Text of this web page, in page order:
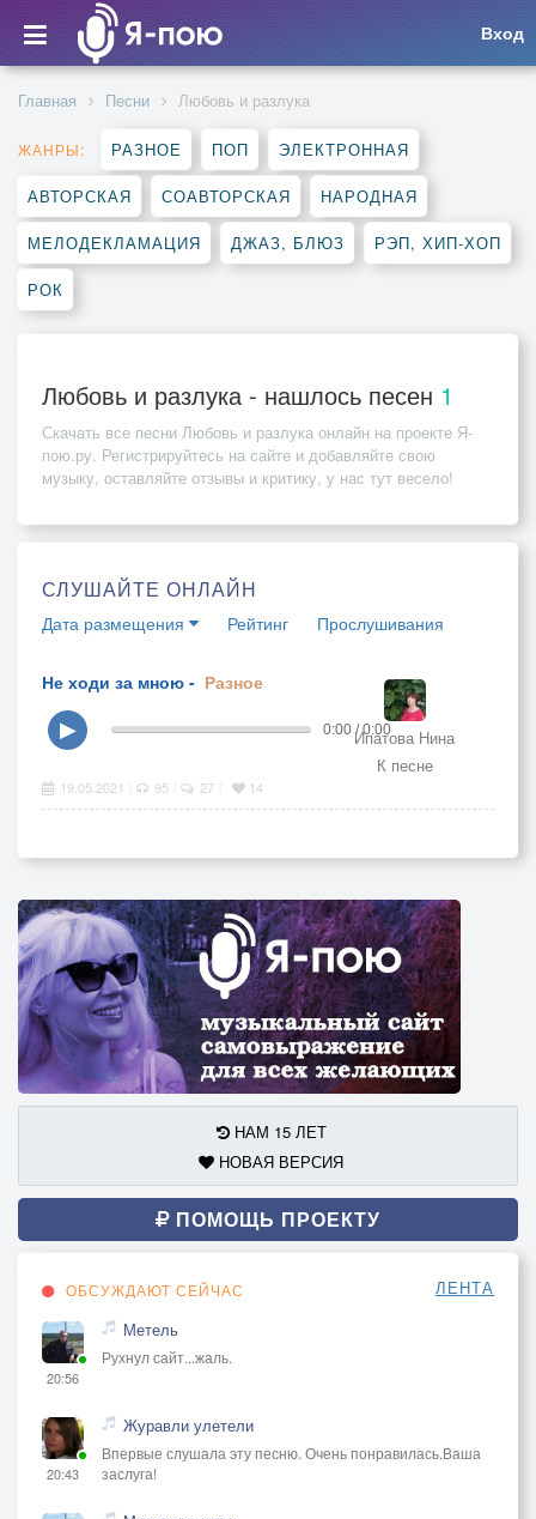
Вход
Главная Песни Любовь и разлука
ЖАНРЫ: РАЗНОЕ ПОП ЭЛЕКТРОННАЯ
АВТОРСКАЯ СОАВТОРСКАЯ НАРОДНАЯ
МЕЛОДЕКЛАМАЦИЯ ДЖАЗ, БЛЮЗ РЭП, ХИП-ХОП
РОК
Любовь и разлука - нашлось песен 1
Скачать все песни Любовь и разлука онлайн на проекте Я-
пою.ру. Регистрируйтесь на сайте и добавляйте свою
музыку, оставляйте отзывы и критику, у нас тут весело!
СЛУШАЙТЕ ОНЛАЙН
Дата размещения Рейтинг Прослушивания
Не ходи за мною - Разное
Ипатова Нина
К песне
▶ 0:00 / 0:00
19.05.2021 95 27 14
НАМ 15 ЛЕТ
НОВАЯ ВЕРСИЯ
ПОМОЩЬ ПРОЕКТУ
ОБСУЖДАЮТ СЕЙЧАС ЛЕНТА
20:56
Метель
Рухнул сайт...жаль.
20:43
Журавли улетели
Впервые слушала эту песню. Очень понравилась.Ваша
заслуга!